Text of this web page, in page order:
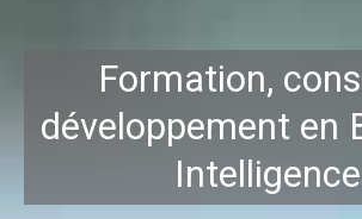
Formation,
développement en
Intelligence